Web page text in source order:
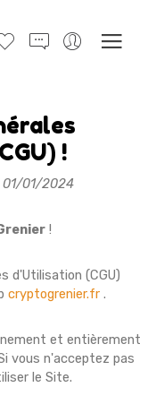
!
01/2024
!
d'Utilisation (CGU)
cryptogrenier.fr.
et entièrement
vous n'acceptez pas
le Site.